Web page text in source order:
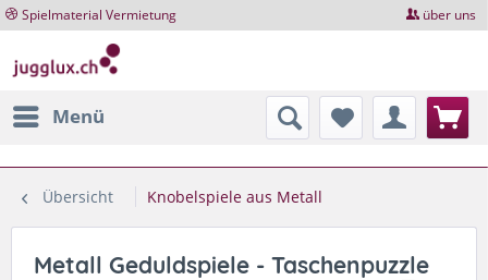
Spielmaterial Vermietung über uns
Menü
Übersicht Knobelspiele aus Metall
Metall Geduldspiele - Taschenpuzzle